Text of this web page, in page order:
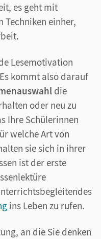
es geht mit
Techniken einher,
Lesemotivation
kommt also darauf
die
oder neu zu
Ihre Schülerinnen
welche Art von
sie sich in ihrer
ist der erste
ins Leben zu rufen.
an die Sie denken